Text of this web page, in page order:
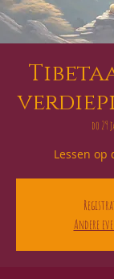
do 29
Lessen op
Andere